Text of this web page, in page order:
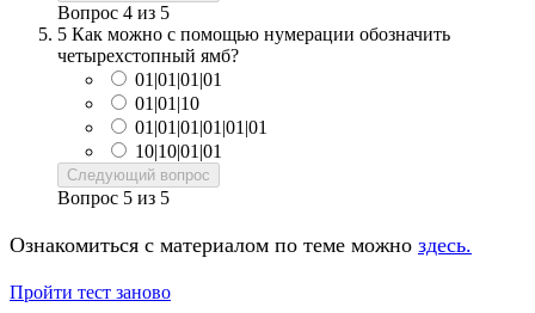
Вопрос 4 из 5
5 Как можно с помощью нумерации обозначить
четырехстопный ямб?
01|01|01|01
01|01|10
01|01|01|01|01|01
10|10|01|01
Следующий вопрос
Вопрос 5 из 5
Ознакомиться с материалом по теме можно здесь.
Пройти тест заново